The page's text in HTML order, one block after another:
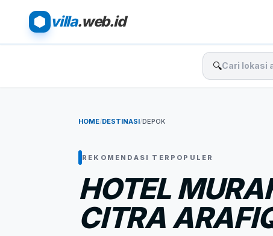
villa.web.id
🔍
HOME/DESTINASI/DEPOK
REKOMENDASI TERPOPULER
HOTEL
CITRA